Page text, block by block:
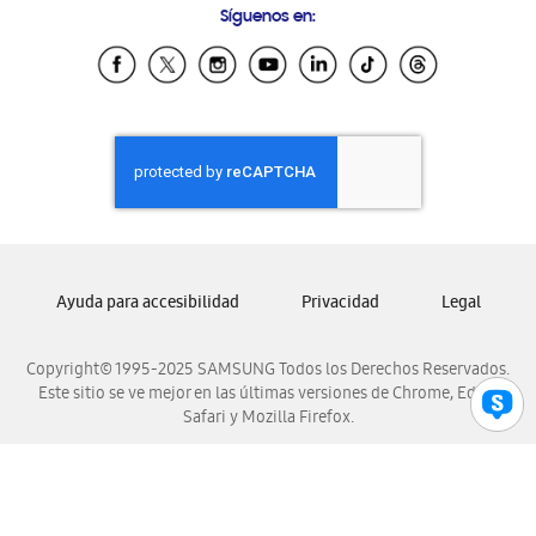
Samsung Ecuador
Samsung El Salvador
Samsung Honduras
Samsung Nicaragua
Samsung Panamá
Samsung Venezuela
Síguenos en:
Copyright© 1995-2025 SAMSUNG Todos los Derechos Reservados.
Este sitio se ve mejor en las últimas versiones de Chrome, Edge,
Safari y Mozilla Firefox.
Ayuda para accesibilidad Privacidad Legal